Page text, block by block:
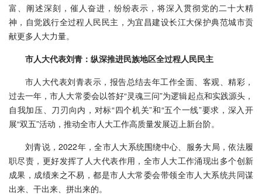
富、阐述深刻，催人奋进，纷纷表示，将深入贯彻党的二十大精
神，自觉践行全过程人民民主，为宜昌建设长江大保护典范城市贡
献更多人大力量。
市人大代表刘青： 纵深推进民族地区全过程人民民主
市人大代表刘青表示，报告总结去年工作全面、客观、精彩，
过去一年，市人大常委会以答好“灵魂三问”为逻辑起点和实践源头，
自我加压、刀刃向内，对标“四个机关”和“五个一线”要求，深入开
展“双五”活动，推动全市人大工作高质量发展迈上新台阶。
刘青说，2022年，全市人大系统围绕中心、服务大局，依法履
职尽责，更好发挥了人大代表作用，全市人大工作涌现出多个创新
成果，成绩来之不易，都是市人大常委会带领全市人大系统共同谋
出来、干出来、拼出来的。